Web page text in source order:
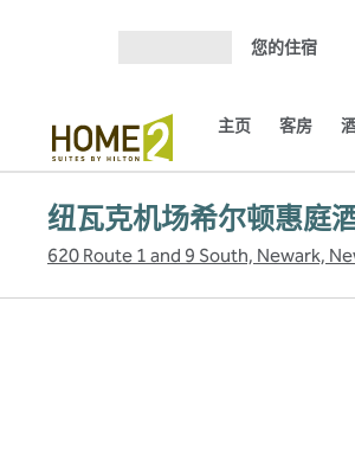
您的住宿
主页 客房
纽瓦克机场希尔顿惠庭
620 Route 1 and 9 South, Newark,